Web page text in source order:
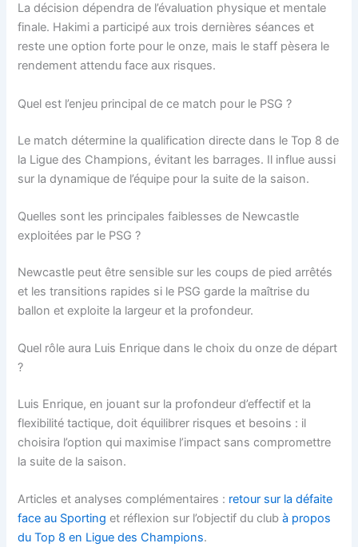
La décision dépendra de l’évaluation physique et mentale
finale. Hakimi a participé aux trois dernières séances et
reste une option forte pour le onze, mais le staff pèsera le
rendement attendu face aux risques.
Quel est l’enjeu principal de ce match pour le PSG ?
Le match détermine la qualification directe dans le Top 8 de
la Ligue des Champions, évitant les barrages. Il influe aussi
sur la dynamique de l’équipe pour la suite de la saison.
Quelles sont les principales faiblesses de Newcastle
exploitées par le PSG ?
Newcastle peut être sensible sur les coups de pied arrêtés
et les transitions rapides si le PSG garde la maîtrise du
ballon et exploite la largeur et la profondeur.
Quel rôle aura Luis Enrique dans le choix du onze de départ
?
Luis Enrique, en jouant sur la profondeur d’effectif et la
flexibilité tactique, doit équilibrer risques et besoins : il
choisira l’option qui maximise l’impact sans compromettre
la suite de la saison.
Articles et analyses complémentaires : retour sur la défaite
face au Sporting et réflexion sur l’objectif du clubà propos
du Top 8 en Ligue des Champions.